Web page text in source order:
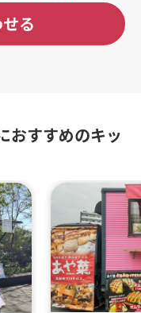
る
おすすめのキッ